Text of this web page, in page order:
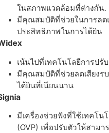
ในสภาพแวดล้อมที่ต่างกัน.
มีคุณสมบัติที่ช่วยในการลด
ประสิทธิภาพในการได้ยิน
เน้นไปที่เทคโนโลยีการปรั
มีคุณสมบัติที่ช่วยลดเสียงร
ได้ยินที่เนียนนาน
มีเครื่องช่วยฟังที่ใช้เทคโน
(OVP) เพื่อปรับตัวให้สามา